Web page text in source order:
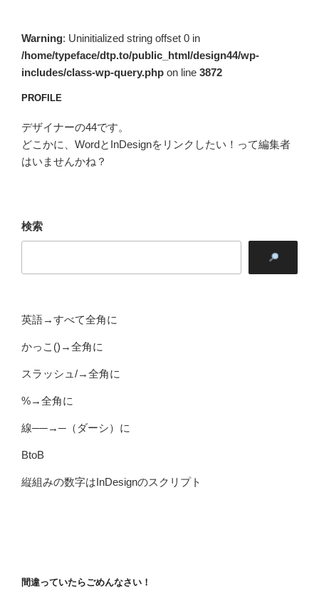
ン
Warning: Uninitialized string offset 0 in
/home/typeface/dtp.to/public_html/design44/wp-
includes/class-wp-query.php on line 3872
PROFILE
デザイナーの44です。
どこかに、WordとInDesignをリンクしたい！って編集者
はいませんかね？
検索
英語→すべて全角に
かっこ()→全角に
スラッシュ/→全角に
%→全角に
線──→─（ダーシ）に
BtoB
縦組みの数字はInDesignのスクリプト
間違っていたらごめんなさい！